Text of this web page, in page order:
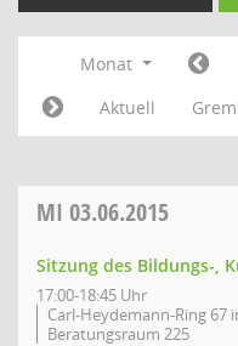
Monat
Aktuell
MI 03.06.2015
Sitzung des Bildungs-,
17:00-18:45 Uhr
Carl-Heydemann-Ring 67
Beratungsraum 225